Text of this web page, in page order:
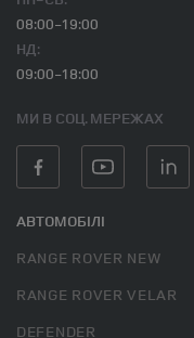
08:00-19:00
НД:
09:00-18:00
МИ В СОЦ. МЕРЕЖАХ
АВТОМОБІЛІ
RANGE ROVER NEW
RANGE ROVER VELAR
DEFENDER